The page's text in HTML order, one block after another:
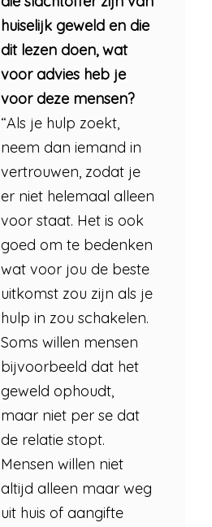
huiselijk geweld en die
dit lezen doen, wat
voor advies heb je
voor deze mensen?
“Als je hulp zoekt,
neem dan iemand in
vertrouwen, zodat je
er niet helemaal alleen
voor staat. Het is ook
goed om te bedenken
wat voor jou de beste
uitkomst zou zijn als je
hulp in zou schakelen.
Soms willen mensen
bijvoorbeeld dat het
geweld ophoudt,
maar niet per se dat
de relatie stopt.
Mensen willen niet
altijd alleen maar weg
uit huis of aangifte